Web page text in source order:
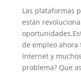
Las plataformas
están
de empleo
Internet y
problema? Que